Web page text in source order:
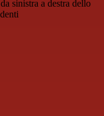
sinistra a destra dello